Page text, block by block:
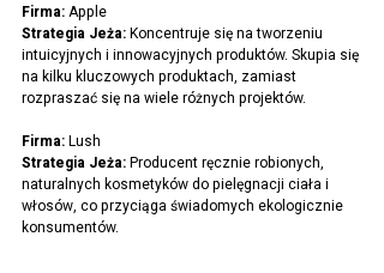
Firma: Apple
Strategia Jeża: Koncentruje się na tworzeniu
intuicyjnych i innowacyjnych produktów. Skupia się
na kilku kluczowych produktach, zamiast
rozpraszać się na wiele różnych projektów.
Firma: Lush
Strategia Jeża: Producent ręcznie robionych,
naturalnych kosmetyków do pielęgnacji ciała i
włosów, co przyciąga świadomych ekologicznie
konsumentów.